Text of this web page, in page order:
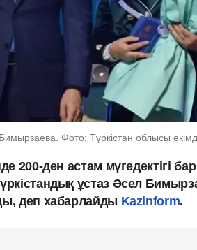
Фото: Түркістан облысы
200-ден астам мүгедектігі
ұстаз Әсел
деп хабарлайды Kazinform.